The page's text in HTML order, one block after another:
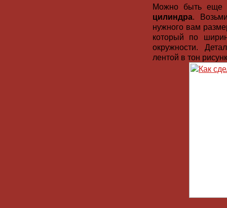
Можно быть еще
цилиндра .
нужного вам
который по
окружности.
лентой в тон